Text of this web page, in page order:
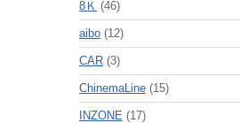
8Ｋ (46)
aibo(12)
CAR(3)
ChinemaLine(15)
INZONE (17)